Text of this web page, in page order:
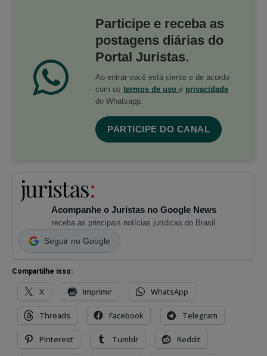
Participe e receba as
postagens diárias do
Portal Juristas.
Ao entrar você está ciente e de acordo
com os termos de uso e privacidade
do Whatsapp.
PARTICIPE DO CANAL
Acompanhe o Juristas no Google News
receba as principais notícias jurídicas do Brasil
Seguir no Google
Compartilhe isso:
X Imprimir WhatsApp
Threads Facebook Telegram
Pinterest Tumblr Reddit